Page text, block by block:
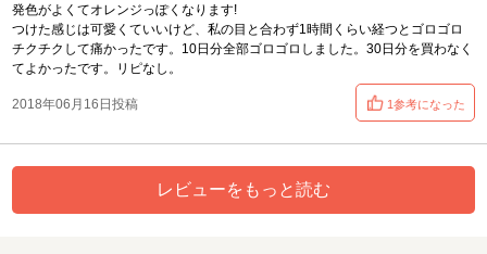
発色がよくてオレンジっぽくなります!
つけた感じは可愛くていいけど、私の目と合わず1時間くらい経つとゴロゴロ
チクチクして痛かったです。10日分全部ゴロゴロしました。30日分を買わなく
てよかったです。リピなし。
2018年06月16日投稿 1参考になった
レビューをもっと読む